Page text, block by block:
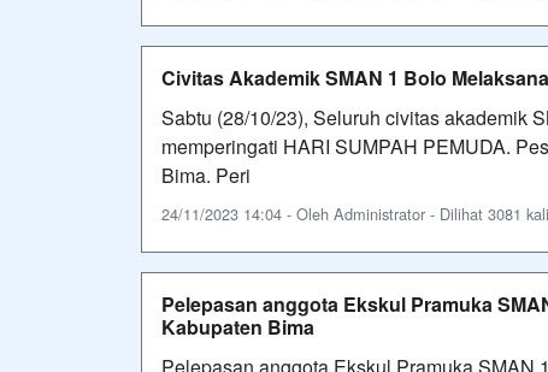
Civitas Akademik SMAN 1 Bolo
Sabtu (28/10/23), Seluruh civitas akademik
memperingati HARI SUMPAH PEMUDA.
Bima. Peri
24/11/2023 14:04 - Oleh Administrator - Dilihat 3081 kali
Pelepasan anggota Ekskul Pramuka
Kabupaten Bima